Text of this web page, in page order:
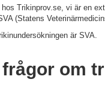
Trikinprov.se, vi är en
(Statens
är SVA.
frågor om